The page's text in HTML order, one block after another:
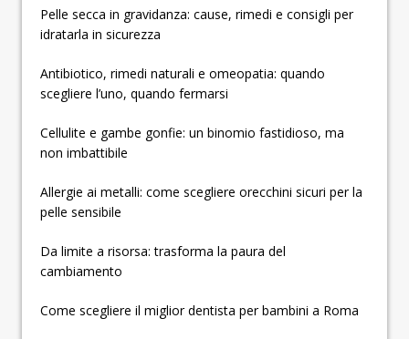
Pelle secca in gravidanza: cause, rimedi e consigli per
idratarla in sicurezza
Antibiotico, rimedi naturali e omeopatia: quando
scegliere l’uno, quando fermarsi
Cellulite e gambe gonfie: un binomio fastidioso, ma
non imbattibile
Allergie ai metalli: come scegliere orecchini sicuri per la
pelle sensibile
Da limite a risorsa: trasforma la paura del
cambiamento
Come scegliere il miglior dentista per bambini a Roma